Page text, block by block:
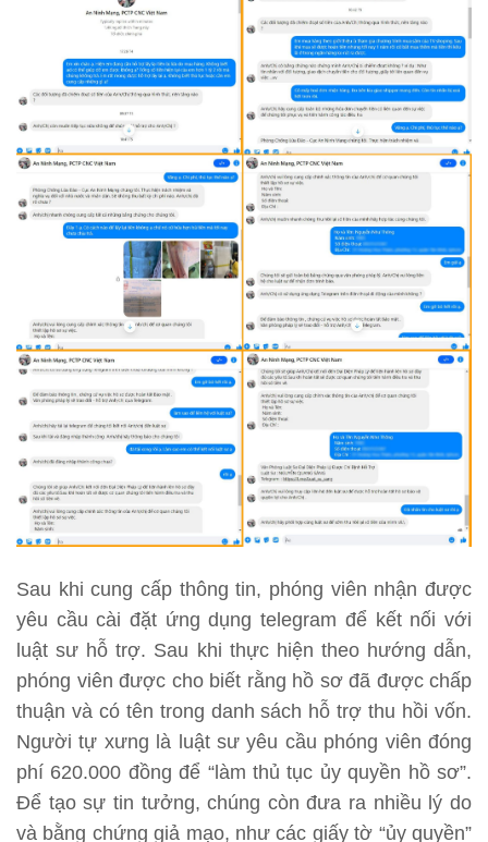
Sau khi cung cấp thông tin, phóng viên nhận được
yêu cầu cài đặt ứng dụng telegram để kết nối với
luật sư hỗ trợ. Sau khi thực hiện theo hướng dẫn,
phóng viên được cho biết rằng hồ sơ đã được chấp
thuận và có tên trong danh sách hỗ trợ thu hồi vốn.
Người tự xưng là luật sư yêu cầu phóng viên đóng
phí 620.000 đồng để “làm thủ tục ủy quyền hồ sơ”.
Để tạo sự tin tưởng, chúng còn đưa ra nhiều lý do
và bằng chứng giả mạo, như các giấy tờ “ủy quyền”